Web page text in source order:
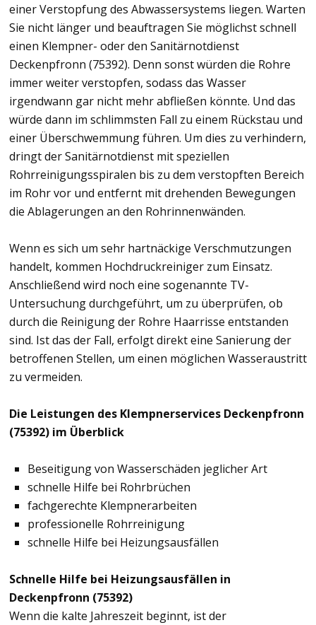
einer Verstopfung des Abwassersystems liegen. Warten
Sie nicht länger und beauftragen Sie möglichst schnell
einen Klempner- oder den Sanitärnotdienst
Deckenpfronn (75392). Denn sonst würden die Rohre
immer weiter verstopfen, sodass das Wasser
irgendwann gar nicht mehr abfließen könnte. Und das
würde dann im schlimmsten Fall zu einem Rückstau und
einer Überschwemmung führen. Um dies zu verhindern,
dringt der Sanitärnotdienst mit speziellen
Rohrreinigungsspiralen bis zu dem verstopften Bereich
im Rohr vor und entfernt mit drehenden Bewegungen
die Ablagerungen an den Rohrinnenwänden.
Wenn es sich um sehr hartnäckige Verschmutzungen
handelt, kommen Hochdruckreiniger zum Einsatz.
Anschließend wird noch eine sogenannte TV-
Untersuchung durchgeführt, um zu überprüfen, ob
durch die Reinigung der Rohre Haarrisse entstanden
sind. Ist das der Fall, erfolgt direkt eine Sanierung der
betroffenen Stellen, um einen möglichen Wasseraustritt
zu vermeiden.
Die Leistungen des Klempnerservices Deckenpfronn
(75392) im Überblick
Beseitigung von Wasserschäden jeglicher Art
schnelle Hilfe bei Rohrbrüchen
fachgerechte Klempnerarbeiten
professionelle Rohrreinigung
schnelle Hilfe bei Heizungsausfällen
Schnelle Hilfe bei Heizungsausfällen in
Deckenpfronn (75392)
Wenn die kalte Jahreszeit beginnt, ist der